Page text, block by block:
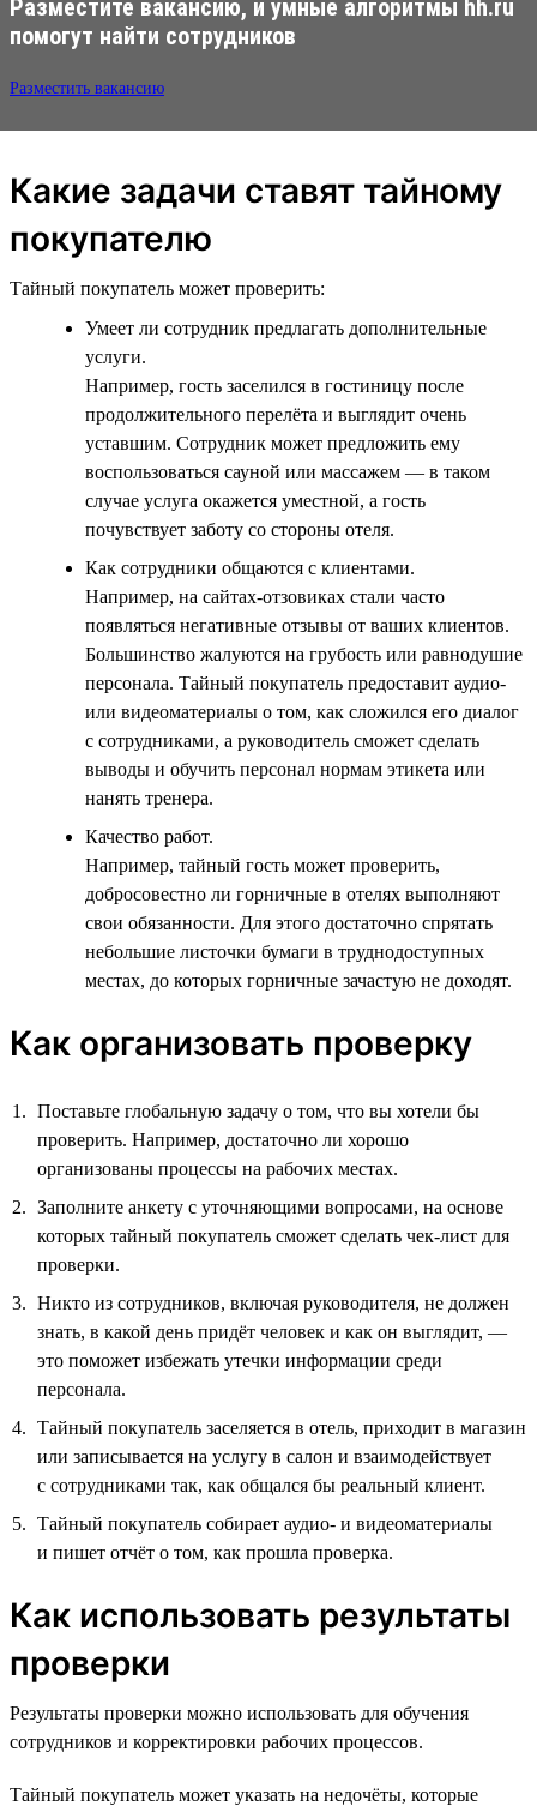
Разместите вакансию, и умные алгоритмы hh.ru
помогут найти сотрудников
Разместить вакансию
Какие задачи ставят тайному
покупателю
Тайный покупатель может проверить:
Умеет ли сотрудник предлагать дополнительные
услуги.
Например, гость заселился в гостиницу после
продолжительного перелёта и выглядит очень
уставшим. Сотрудник может предложить ему
воспользоваться сауной или массажем — в таком
случае услуга окажется уместной, а гость
почувствует заботу со стороны отеля.
Как сотрудники общаются с клиентами.
Например, на сайтах-отзовиках стали часто
появляться негативные отзывы от ваших клиентов.
Большинство жалуются на грубость или равнодушие
персонала. Тайный покупатель предоставит аудио-
или видеоматериалы о том, как сложился его диалог
с сотрудниками, а руководитель сможет сделать
выводы и обучить персонал нормам этикета или
нанять тренера.
Качество работ.
Например, тайный гость может проверить,
добросовестно ли горничные в отелях выполняют
свои обязанности. Для этого достаточно спрятать
небольшие листочки бумаги в труднодоступных
местах, до которых горничные зачастую не доходят.
Как организовать проверку
Поставьте глобальную задачу о том, что вы хотели бы
проверить. Например, достаточно ли хорошо
организованы процессы на рабочих местах.
Заполните анкету с уточняющими вопросами, на основе
которых тайный покупатель сможет сделать чек-лист для
проверки.
Никто из сотрудников, включая руководителя, не должен
знать, в какой день придёт человек и как он выглядит, —
это поможет избежать утечки информации среди
персонала.
Тайный покупатель заселяется в отель, приходит в магазин
или записывается на услугу в салон и взаимодействует
с сотрудниками так, как общался бы реальный клиент.
Тайный покупатель собирает аудио- и видеоматериалы
и пишет отчёт о том, как прошла проверка.
Как использовать результаты
проверки
Результаты проверки можно использовать для обучения
сотрудников и корректировки рабочих процессов.
Тайный покупатель может указать на недочёты, которые